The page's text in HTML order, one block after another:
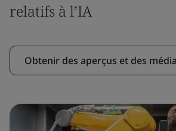
relatifs à l’IA
Obtenir des aperçus et des